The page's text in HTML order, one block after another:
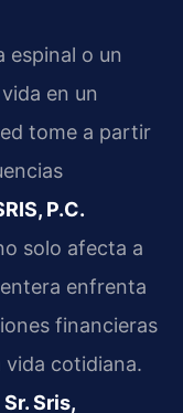
espinal o un
en un
tome a partir
P.C.
solo afecta a
enfrenta
financieras
vida cotidiana.
Sr. Sris,